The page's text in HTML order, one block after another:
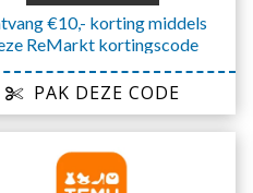
€10,- korting middels
ReMarkt kortingscode
PAK DEZE CODE